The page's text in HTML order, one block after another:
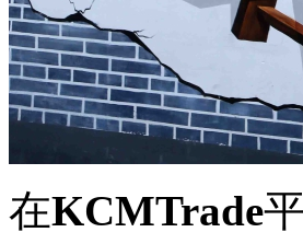
在KCMTrade